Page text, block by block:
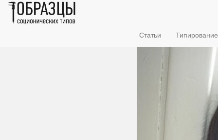
Статьи Типирование